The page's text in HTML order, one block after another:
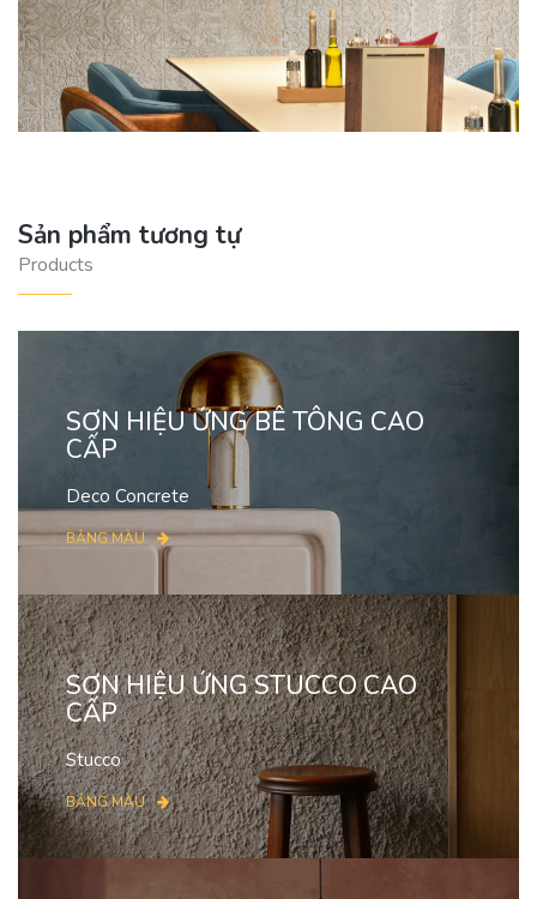
Sản phẩm tương tự
Products
SƠN HIỆU ỨNG BÊ TÔNG CAO
CẤP
Deco Concrete
BẢNG MÀU
SƠN HIỆU ỨNG STUCCO CAO
CẤP
Stucco
BẢNG MÀU